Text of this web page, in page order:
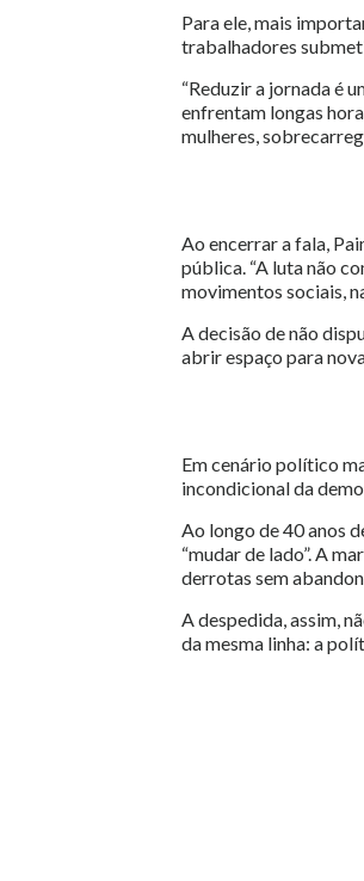
Para ele, mais
trabalhadores
“Reduzir a jornada é
enfrentam longas
mulheres,
Ao encerrar a fala,
pública. “A luta não
movimentos sociais,
A decisão de não
abrir espaço para
Em cenário político
incondicional da
Ao longo de 40 anos
“mudar de lado”. A
derrotas sem
A despedida, assim,
da mesma linha: a